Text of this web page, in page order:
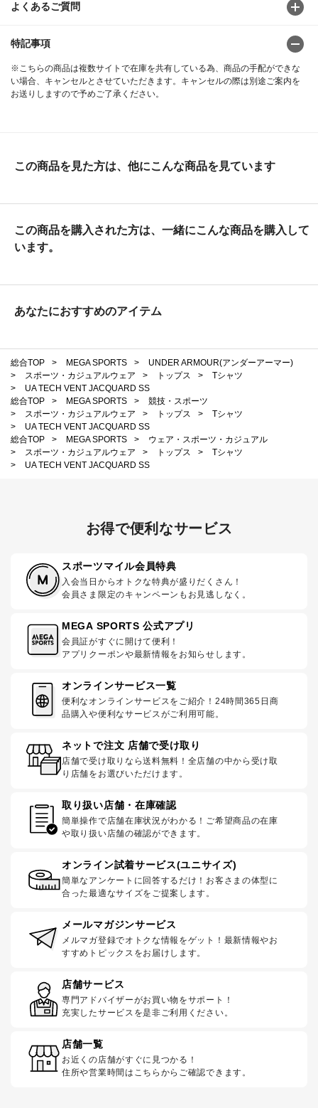
よくあるご質問
特記事項
※こちらの商品は複数サイトで在庫を共有している為、商品の手配ができな
い場合、キャンセルとさせていただきます。キャンセルの際は別途ご案内を
お送りしますので予めご了承ください。
この商品を見た方は、他にこんな商品を見ています
この商品を購入された方は、一緒にこんな商品を購入して
います。
あなたにおすすめのアイテム
総合TOP > MEGA SPORTS >
UNDER ARMOUR(アンダーアーマー)
>
スポーツ・カジュアルウェア > トップス >
Tシャツ
>
UA TECH VENT JACQUARD SS
総合TOP
> MEGA SPORTS >
競技・スポーツ
>
スポーツ・カジュアルウェア > トップス >
Tシャツ
>
UA TECH VENT JACQUARD SS
総合TOP
> MEGA SPORTS >
ウェア・スポーツ・カジュアル
>
スポーツ・カジュアルウェア > トップス >
Tシャツ
>
UA TECH VENT JACQUARD SS
お得で便利なサービス
スポーツマイル会員特典
入会当日からオトクな特典が盛りだくさん！
会員さま限定のキャンペーンもお見逃しなく。
MEGA SPORTS 公式アプリ
会員証がすぐに開けて便利！
アプリクーポンや最新情報をお知らせします。
オンラインサービス一覧
便利なオンラインサービスをご紹介！24時間365日商
品購入や便利なサービスがご利用可能。
ネットで注文 店舗で受け取り
店舗で受け取りなら送料無料！全店舗の中から受け取
り店舗をお選びいただけます。
取り扱い店舗・在庫確認
簡単操作で店舗在庫状況がわかる！ご希望商品の在庫
や取り扱い店舗の確認ができます。
オンライン試着サービス(ユニサイズ)
簡単なアンケートに回答するだけ！お客さまの体型に
合った最適なサイズをご提案します。
メールマガジンサービス
メルマガ登録でオトクな情報をゲット！最新情報やお
すすめトピックスをお届けします。
店舗サービス
専門アドバイザーがお買い物をサポート！
充実したサービスを是非ご利用ください。
店舗一覧
お近くの店舗がすぐに見つかる！
住所や営業時間はこちらからご確認できます。